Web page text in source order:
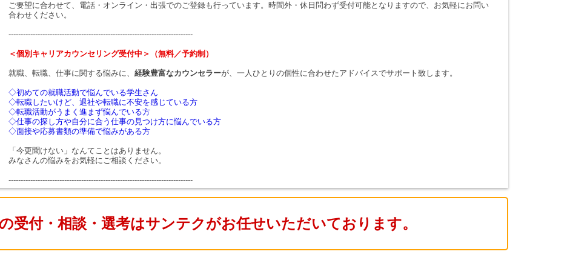
ご要望に合わせて、電話・オンライン・出張でのご登録も行っています。時間外・休日問わず受付可能となりますので、お気軽にお問い
合わせください。
----------------------------------------------------------------------------
＜個別キャリアカウンセリング受付中＞（無料／予約制）
就職、転職、仕事に関する悩みに、 経験豊富なカウンセラーが、一人ひとりの個性に合わせたアドバイスでサポート致します。
◇初めての就職活動で悩んでいる学生さん
◇転職したいけど、退社や転職に不安を感じている方
◇転職活動がうまく進まず悩んでいる方
◇仕事の探し方や自分に合う仕事の見つけ方に悩んでいる方
◇面接や応募書類の準備で悩みがある方
「今更聞けない」なんてことはありません。
みなさんの悩みをお気軽にご相談ください。
----------------------------------------------------------------------------
受付・相談・選考はサンテクがお任せいただいております。